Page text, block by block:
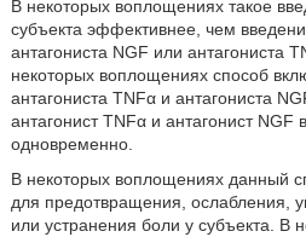
В некоторых воплощениях такое
субъекта эффективнее, чем
антагониста NGF или антагониста
некоторых воплощениях способ
антагониста TNFα и антагониста
антагонист TNFα и антагонист NGF
одновременно.
В некоторых воплощениях данный
для предотвращения, ослабления,
или устранения боли у субъекта. В